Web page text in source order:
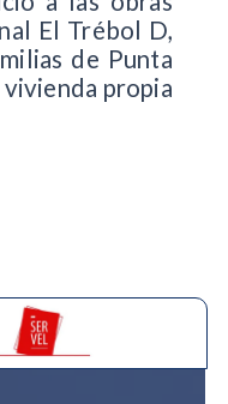
El Trébol D,
de Punta
vivienda propia